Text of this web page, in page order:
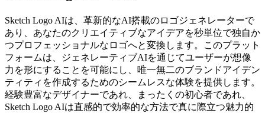
Sketch Logo AIは、革新的なAI搭載のロゴジェネレーターで
あり、あなたのクリエイティブなアイデアを秒単位で独自か
つプロフェッショナルなロゴへと変換します。このプラット
フォームは、ジェネレーティブAIを通じてユーザーが想像
力を形にすることを可能にし、唯一無二のブランドアイデン
ティティを作成するためのシームレスな体験を提供します。
経験豊富なデザイナーであれ、まったくの初心者であれ、
Sketch Logo AIは直感的で効率的な方法で真に際立つ魅力的